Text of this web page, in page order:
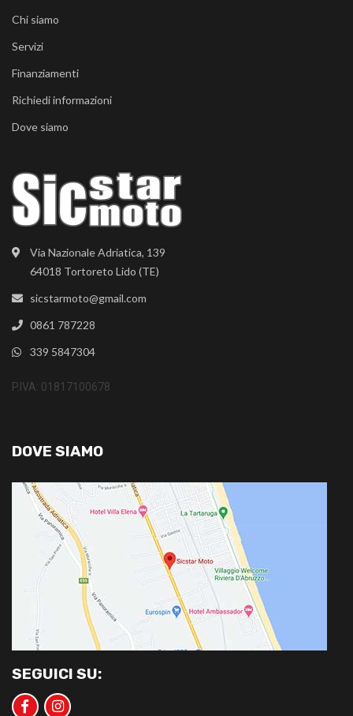
Via Nazionale Adriatica, 139
64018 Tortoreto Lido (TE)
sicstarmoto@gmail.com
0861 787228
339 5847304
P.IVA: 01817100678
Chi siamo
Servizi
Finanziamenti
Richiedi informazioni
Dove siamo
DOVE SIAMO
SEGUICI SU: